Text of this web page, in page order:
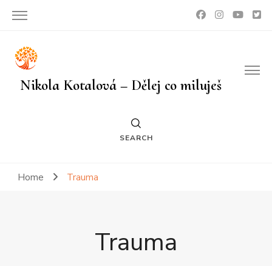
Nikola Kotalová – Dělej co miluješ
SEARCH
Home Trauma
Trauma